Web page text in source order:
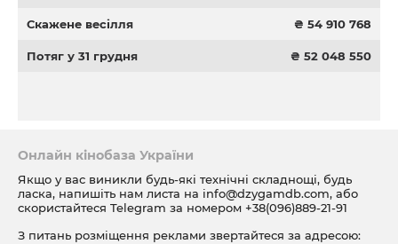
Скажене весілля ₴ 54 910 768
Потяг у 31 грудня ₴ 52 048 550
Онлайн кінобаза України
Якщо у вас виникли будь-які технічні складнощі, будь
ласка, напишіть нам листа на info@dzygamdb.com, або
скористайтеся Telegram за номером +38(096)889-21-91
З питань розміщення реклами звертайтеся за адресою: